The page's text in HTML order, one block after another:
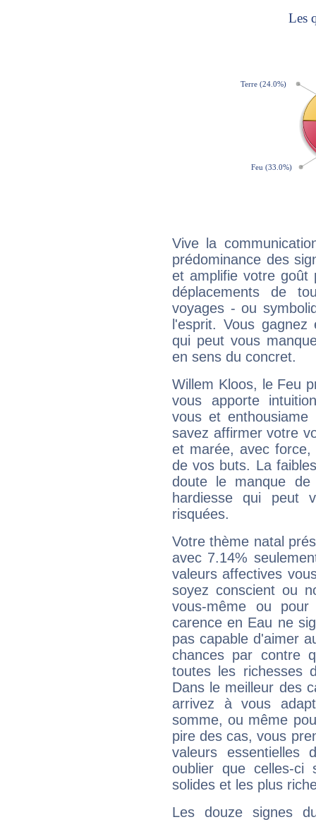
Vive la
prédominance des
et amplifie votre goût
déplacements de
voyages - ou
l'esprit. Vous
qui peut vous
en sens du concret.
Willem Kloos, le Feu
vous apporte
vous et
savez affirmer votre
et marée, avec
de vos buts. La
doute le manque
hardiesse qui peut
risquées.
Votre thème natal
avec 7.14%
valeurs affectives
soyez conscient ou
vous-même ou
carence en Eau ne
pas capable d'aimer
chances par contre
toutes les richesses
Dans le meilleur des
arrivez à vous
somme, ou même
pire des cas, vous
valeurs
oublier que celles-
solides et les plus
Les douze signes